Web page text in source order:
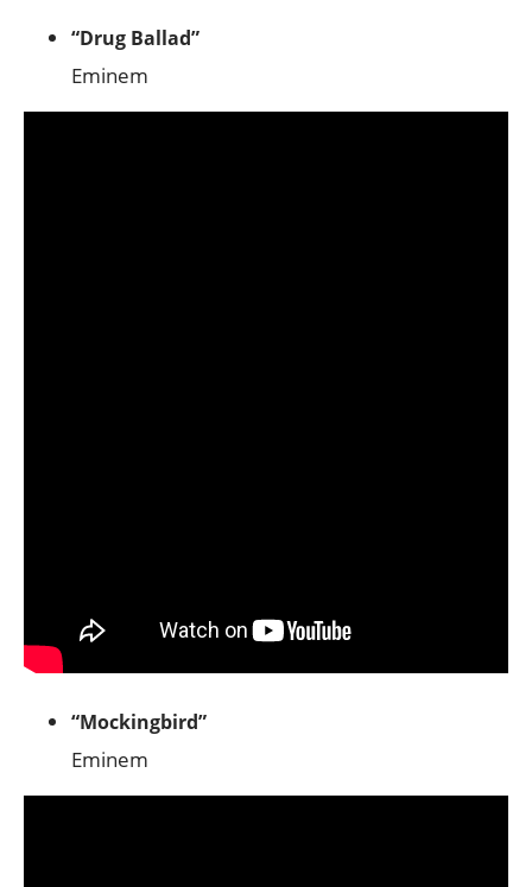
“Drug Ballad”
Eminem
“Mockingbird”
Eminem